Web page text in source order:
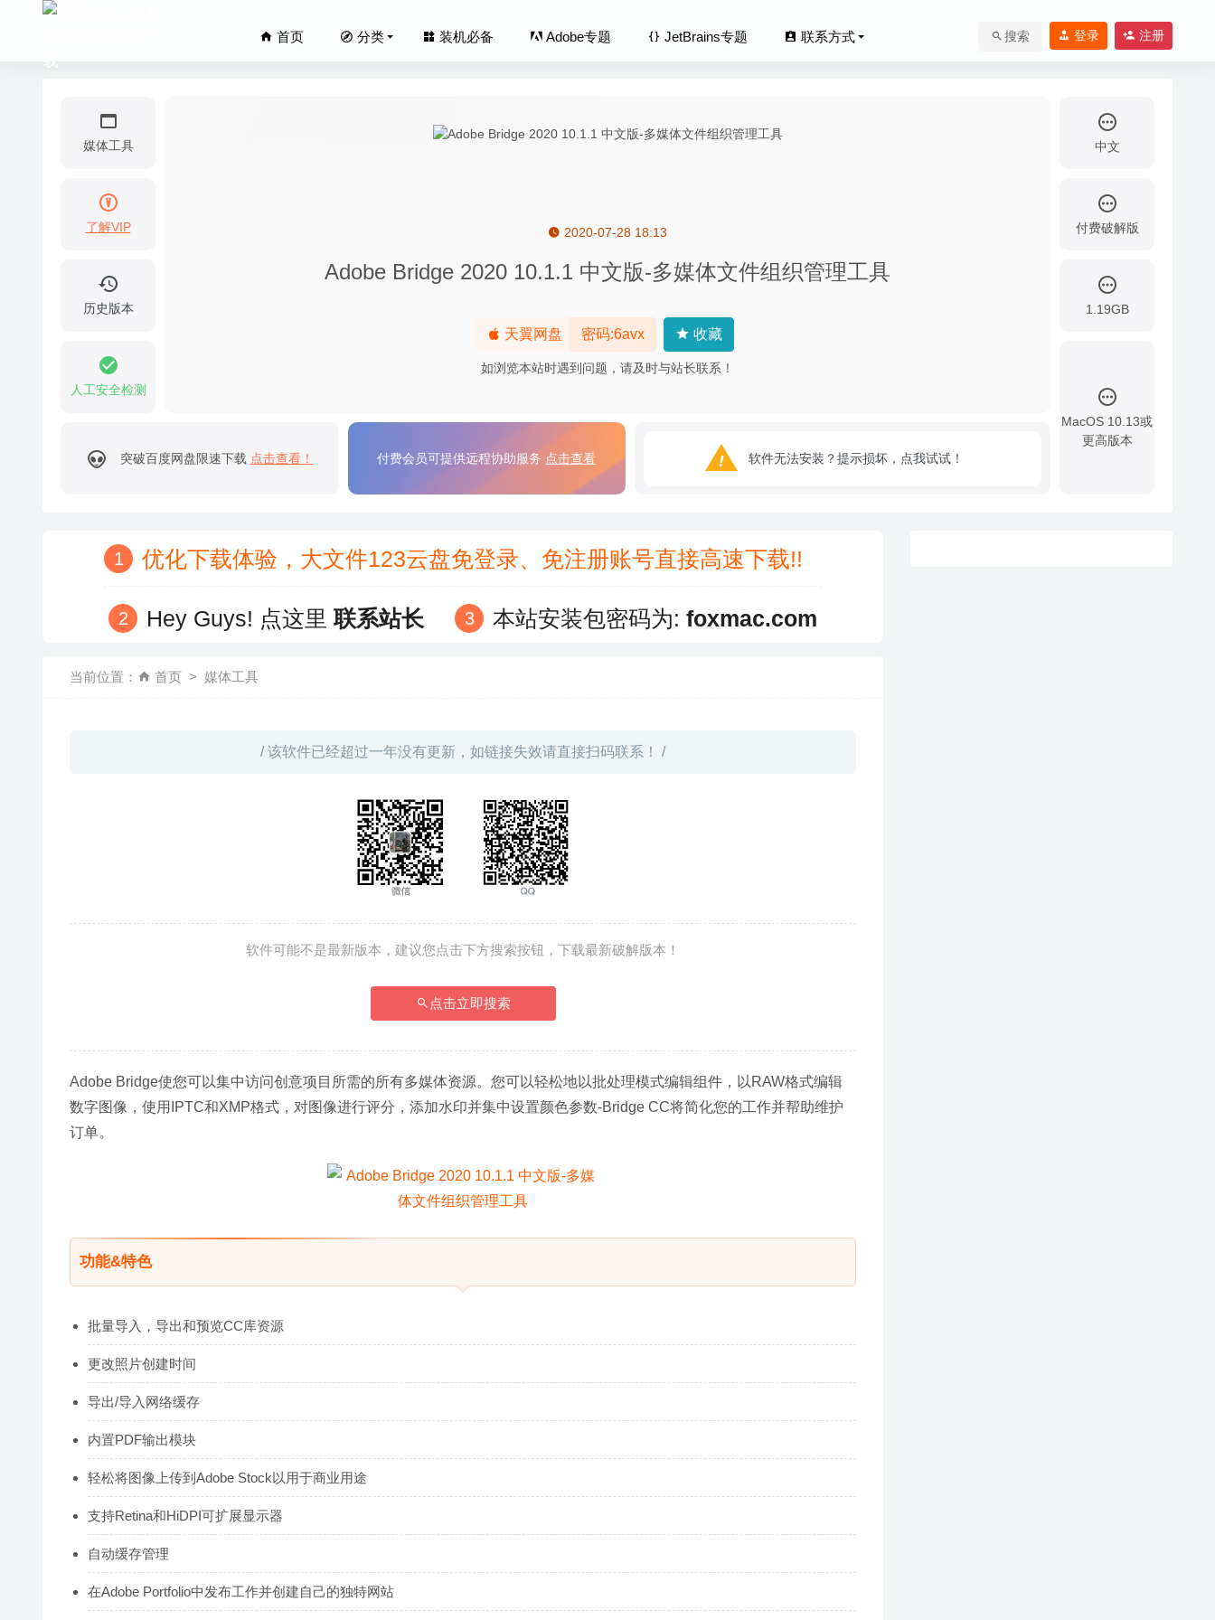
首页 分类 装机必备 Adobe专题 JetBrains专题 联系方式 搜索 登录 注册
媒体工具
了解VIP
历史版本
人工安全检测
2020-07-28 18:13
Adobe Bridge 2020 10.1.1 中文版-多媒体文件组织管理工具
天翼网盘 密码:6avx 收藏
如浏览本站时遇到问题，请及时与站长联系！
中文
付费破解版
1.19GB
MacOS 10.13或
更高版本
突破百度网盘限速下载 点击查看！ 付费会员可提供远程协助服务 点击查看 软件无法安装？提示损坏，点我试试！
优化下载体验，大文件123云盘免登录、免注册账号直接高速下载!!
Hey Guys! 点这里联系站长 本站安装包密码为: foxmac.com
当前位置： 首页 媒体工具
/ 该软件已经超过一年没有更新，如链接失效请直接扫码联系！ /
软件可能不是最新版本，建议您点击下方搜索按钮，下载最新破解版本！
点击立即搜索
Adobe Bridge使您可以集中访问创意项目所需的所有多媒体资源。您可以轻松地以批处理模式编辑组件，以RAW格式编辑
数字图像，使用IPTC和XMP格式，对图像进行评分，添加水印并集中设置颜色参数-Bridge CC将简化您的工作并帮助维护
订单。
功能&特色
批量导入，导出和预览CC库资源
更改照片创建时间
导出/导入网络缓存
内置PDF输出模块
轻松将图像上传到Adobe Stock以用于商业用途
支持Retina和HiDPI可扩展显示器
自动缓存管理
在Adobe Portfolio中发布工作并创建自己的独特网站
PDF Checkpoint 1.10.1 – PDF自动化批处理工具 2024-10-15
ScreenFlow 9.0.2 for Mac中文版-非常优秀的屏幕录像软件 2020-03-24
JixiPix Chromatic Edges 1.0.13 – 照片复古艺术网络编辑工具